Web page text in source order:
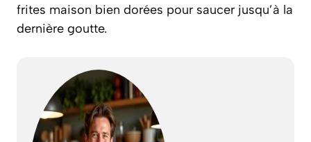
frites maison bien dorées pour saucer jusqu’à la
dernière goutte.